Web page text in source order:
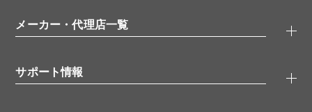
ウェビナー （オンラインセミナー）
学会・展示スケジュール
抗体
シグナル伝達
糖類／レクチン
メーカー・代理店一覧
代理店
サポート情報